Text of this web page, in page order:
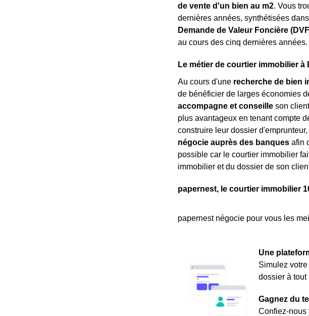
de vente d'un bien au m2. Vous
dernières années, synthétisées
Demande de Valeur Foncière
au cours des cinq dernières années.
Le métier de courtier immobilier à
Au cours d'une recherche de bien
de bénéficier de larges économies
accompagne et conseille son
plus avantageux en tenant compte
construire leur dossier
négocie auprès des banques afin
possible car le courtier immobilier
immobilier et du dossier de son
papernest, le courtier immobilier
papernest négocie pour vous les
Une
Simulez
dossier à tout
Gagnez du
Confiez-nous